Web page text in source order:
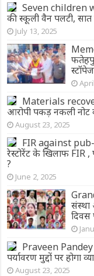
Seven children
की स्कूली वैन पलटी,
July 13, 2025
Materials
आरोपी पकड़ नकली नोट
August 23, 2025
FIR against
रेस्टोरेंट के खिलाफ FIR ,
?
June 2, 2025
संस्था
दिवस
Praveen Pandey
पर्यावरण मुद्दों पर होगा
August 23, 2025